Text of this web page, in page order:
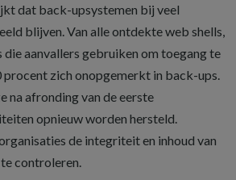
dat back-upsystemen bij veel
blijven. Van alle ontdekte web shells,
aanvallers gebruiken om toegang te
procent zich onopgemerkt in back-ups.
na afronding van de eerste
opnieuw worden hersteld.
de integriteit en inhoud van
controleren.